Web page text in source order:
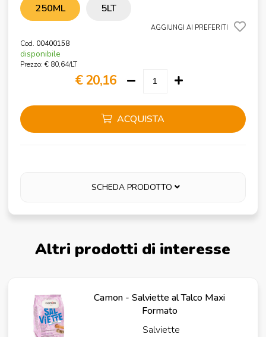
250ML 5LT
AGGIUNGI AI PREFERITI
Cod. 00400158
disponibile
Prezzo: € 80,64/LT
€ 20,16
ACQUISTA
SCHEDA PRODOTTO
Altri prodotti di interesse
Camon - Salviette al Talco Maxi
Formato
Salviette